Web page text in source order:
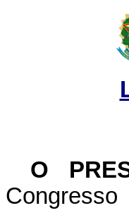
O
Congresso